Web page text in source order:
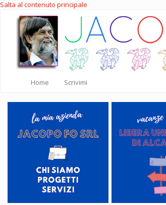
Salta al contenuto principale
Home Scrivimi